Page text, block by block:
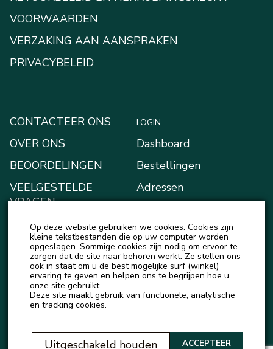
VOORWAARDEN
VERZAKING AAN AANSPRAKEN
PRIVACYBELEID
CONTACTEER ONS
OVER ONS
BEOORDELINGEN
VEELGESTELDE
VRAGEN
BLOGGEN
NIEUWS
LOGIN
Dashboard
Bestellingen
Adressen
Mijn Kluis
Account details
Uitloggen
Op deze website gebruiken we cookies. Cookies zijn
kleine tekstbestanden die op uw computer worden
opgeslagen. Sommige cookies zijn nodig om ervoor te
zorgen dat de site naar behoren werkt. Ze stellen ons
ook in staat om u de best mogelijke surf (winkel)
ervaring te geven en helpen ons te begrijpen hoe u
onze site gebruikt.
Deze site maakt gebruik van functionele, analytische
en tracking cookies.
ACCEPTEER
Uitgeschakeld houden